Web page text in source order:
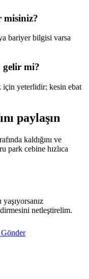
misiniz?
bariyer bilgisi varsa
gelir mi?
için yeterlidir; kesin ebat
paylaşın
kaldığını ve
park cebine hızlıca
netleştirelim.